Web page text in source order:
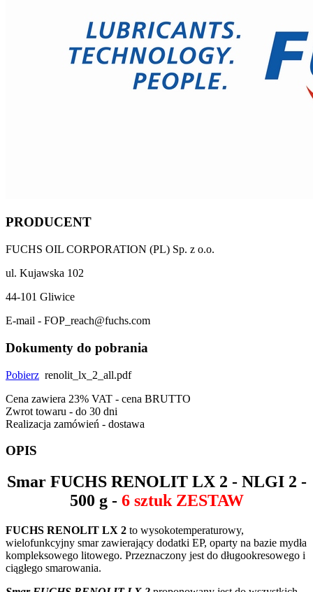
PRODUCENT
FUCHS OIL CORPORATION (PL) Sp. z o.o.
ul. Kujawska 102
44-101 Gliwice
E-mail - FOP_reach@fuchs.com
Dokumenty do pobrania
Pobierz renolit_lx_2_all.pdf
Cena zawiera 23% VAT - cena BRUTTO
Zwrot towaru - do 30 dni
Realizacja zamówień - dostawa
OPIS
Smar FUCHS RENOLIT LX 2 - NLGI 2 -
500 g - 6 sztuk ZESTAW
FUCHS RENOLIT LX 2 to wysokotemperaturowy,
wielofunkcyjny smar zawierający dodatki EP, oparty na bazie mydła
kompleksowego litowego. Przeznaczony jest do długookresowego i
ciągłego smarowania.